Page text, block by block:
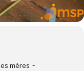
mères ~